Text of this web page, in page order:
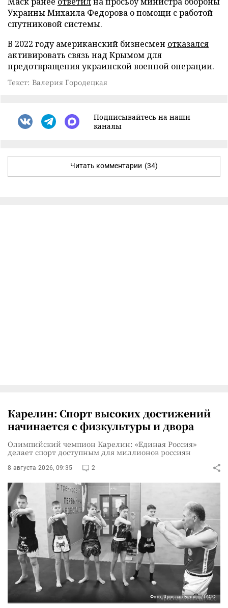
Украины Михаила Федорова о помощи с работой
спутниковой системы.
В 2022 году американский бизнесмен отказался
активировать связь над Крымом для
предотвращения украинской военной операции.
Текст: Валерия Городецкая
Подписывайтесь на наши
каналы
Читать комментарии (34)
Карелин: Спорт высоких достижений
начинается с физкультуры и двора
Олимпийский чемпион Карелин: «Единая Россия»
делает спорт доступным для миллионов россиян
8 августа 2026, 09:35 2
Фото: Ярослав Беляев/ТАСС